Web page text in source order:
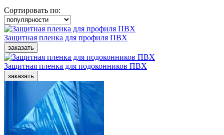
Сортировать по:
Защитная пленка для профиля ПВХ
Защитная пленка для подоконников ПВХ